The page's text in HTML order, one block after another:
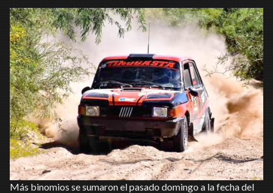
Más binomios se sumaron el pasado domingo a la fecha del